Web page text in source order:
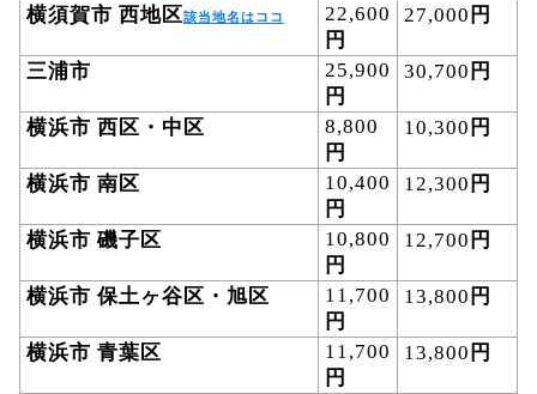
横須賀市 西地区該当地名はココ 22,600
円
27,000 円
三浦市 25,900
円
30,700 円
横浜市 西区・中区 8,800
円
10,300 円
横浜市 南区 10,400
円
12,300 円
横浜市 磯子区 10,800
円
12,700 円
横浜市 保土ヶ谷区・旭区 11,700
円
13,800 円
横浜市 青葉区 11,700
円
13,800 円